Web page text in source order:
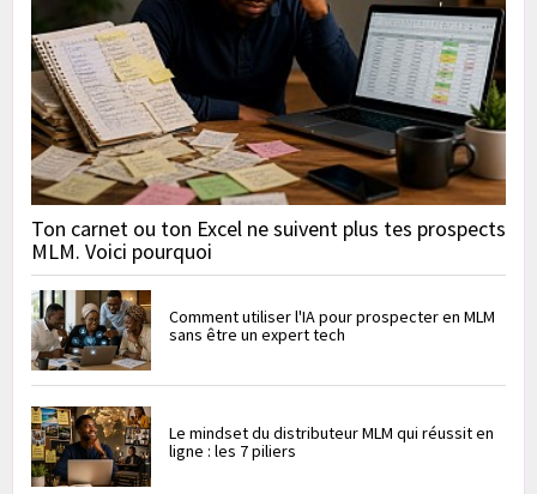
Ton carnet ou ton Excel ne suivent plus tes prospects
MLM. Voici pourquoi
Comment utiliser l'IA pour prospecter en MLM
sans être un expert tech
Le mindset du distributeur MLM qui réussit en
ligne : les 7 piliers